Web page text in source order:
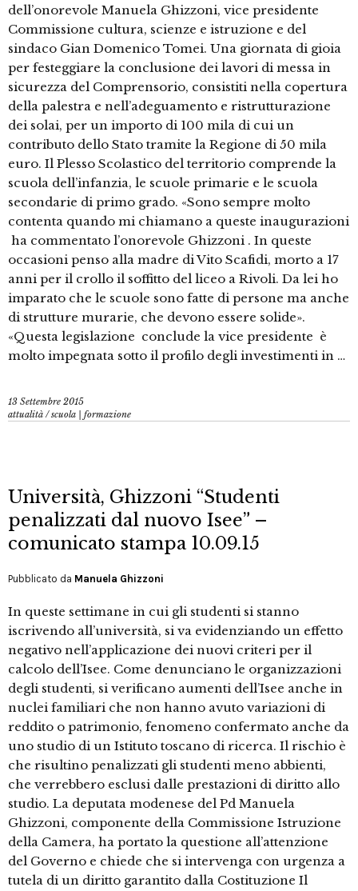
dell’onorevole Manuela Ghizzoni, vice presidente
Commissione cultura, scienze e istruzione e del
sindaco Gian Domenico Tomei. Una giornata di gioia
per festeggiare la conclusione dei lavori di messa in
sicurezza del Comprensorio, consistiti nella copertura
della palestra e nell’adeguamento e ristrutturazione
dei solai, per un importo di 100 mila di cui un
contributo dello Stato tramite la Regione di 50 mila
euro. Il Plesso Scolastico del territorio comprende la
scuola dell’infanzia, le scuole primarie e le scuola
secondarie di primo grado. «Sono sempre molto
contenta quando mi chiamano a queste inaugurazioni
­ ha commentato l’onorevole Ghizzoni ­. In queste
occasioni penso alla madre di Vito Scafidi, morto a 17
anni per il crollo il soffitto del liceo a Rivoli. Da lei ho
imparato che le scuole sono fatte di persone ma anche
di strutture murarie, che devono essere solide».
«Questa legislazione ­ conclude la vice presidente ­ è
molto impegnata sotto il profilo degli investimenti in …
13 Settembre 2015
attualità /scuola | formazione
Università, Ghizzoni “Studenti
penalizzati dal nuovo Isee” –
comunicato stampa 10.09.15
Pubblicato da Manuela Ghizzoni
In queste settimane in cui gli studenti si stanno
iscrivendo all’università, si va evidenziando un effetto
negativo nell’applicazione dei nuovi criteri per il
calcolo dell’Isee. Come denunciano le organizzazioni
degli studenti, si verificano aumenti dell’Isee anche in
nuclei familiari che non hanno avuto variazioni di
reddito o patrimonio, fenomeno confermato anche da
uno studio di un Istituto toscano di ricerca. Il rischio è
che risultino penalizzati gli studenti meno abbienti,
che verrebbero esclusi dalle prestazioni di diritto allo
studio. La deputata modenese del Pd Manuela
Ghizzoni, componente della Commissione Istruzione
della Camera, ha portato la questione all’attenzione
del Governo e chiede che si intervenga con urgenza a
tutela di un diritto garantito dalla Costituzione Il